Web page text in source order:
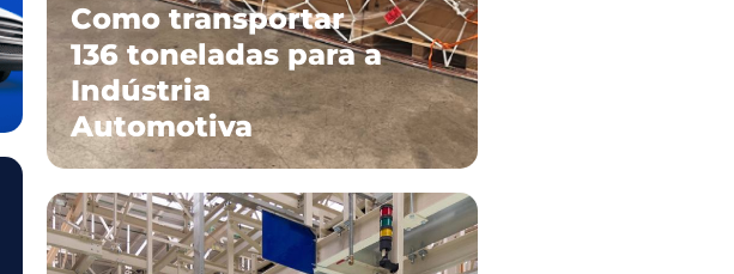
Como transportar
136 toneladas para a
Indústria
Automotiva